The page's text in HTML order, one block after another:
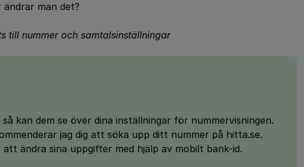
man det?
till nummer och samtalsinställningar
så kan dem se över dina inställningar för nummervisningen.
jag dig att söka upp ditt nummer på hitta.se.
ändra sina uppgifter med hjälp av mobilt bank-id.